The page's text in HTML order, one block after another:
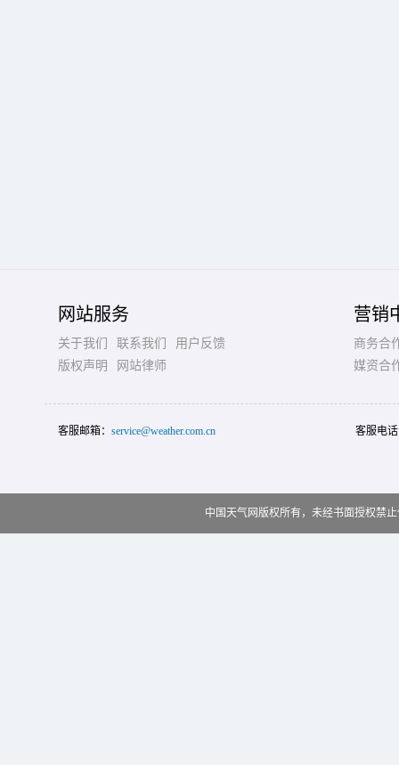
网站服务
关于我们 联系我们
用户反馈
版权声明
网站律师
营销
商务合
媒资合
客服邮箱： service@weather.com.cn 客服电
中国天气网版权所有，未经书面授权